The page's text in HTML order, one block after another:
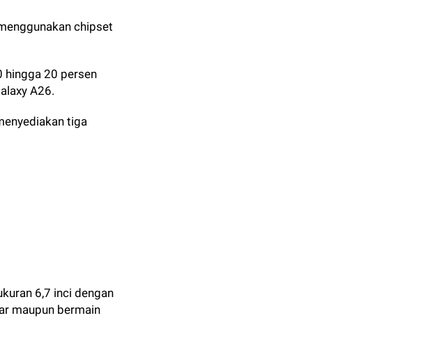
chipset
hingga 20 persen
A26.
tiga
6,7 inci dengan
maupun bermain